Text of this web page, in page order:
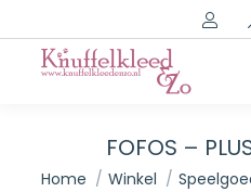
FOFOS –
Je bent hier:
Home Winkel